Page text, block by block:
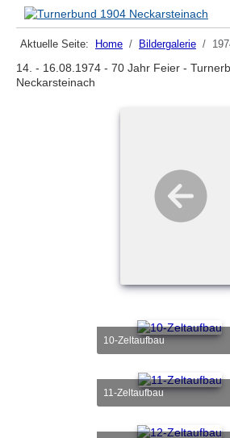
Aktuelle Seite: Home Bildergalerie
14. - 16.08.1974 - 70 Jahr Feier -
Neckarsteinach
10-Zeltaufbau
11-Zeltaufbau